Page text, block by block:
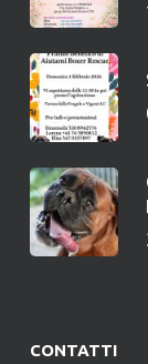
CONTATTI